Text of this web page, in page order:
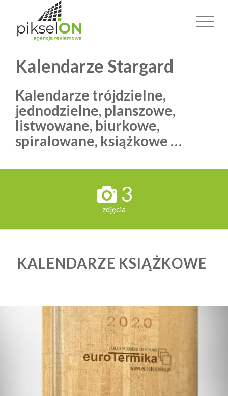
Kalendarze Stargard
Kalendarze trójdzielne,
jednodzielne, planszowe,
listwowane, biurkowe,
spiralowane, książkowe …
3
zdjęcia
KALENDARZE KSIĄŻKOWE